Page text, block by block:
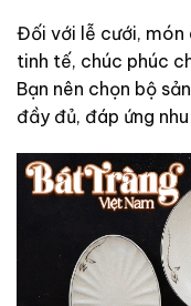
Đối với lễ cưới, món
tinh tế, chúc phúc
Bạn nên chọn bộ
đầy đủ, đáp ứng